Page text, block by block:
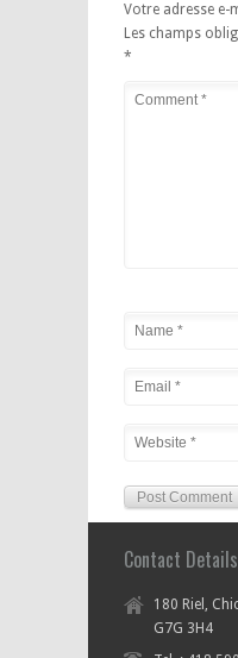
Votre adresse e-
Les champs
*
Contact Details
180 Riel,
G7G 3H4